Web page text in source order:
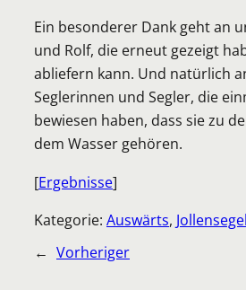
Ein besonderer Dank geht an
und Rolf, die erneut gezeigt
abliefern kann. Und natürlich
Seglerinnen und Segler, die
bewiesen haben, dass sie zu
dem Wasser gehören.
[Ergebnisse]
Kategorie: Auswärts,
← Vorheriger